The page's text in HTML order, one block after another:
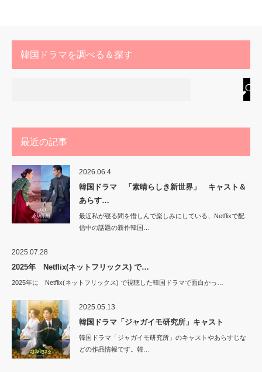
韓国ドラマを調べる＆探す
最近の記事
2026.06.4
韓国ドラマ 「素晴らしき新世界」 キャスト＆
あらす…
最近私が寝る間を惜しんで楽しみにしている、Netflixで配
信中の話題の新作韓国…
2025.07.28
2025年 Netflix(ネットフリックス) で…
2025年に Netflix(ネットフリックス) で視聴した韓国ドラマで面白かっ…
2025.05.13
韓国ドラマ「ジャガイモ研究所」キャスト
韓国ドラマ「ジャガイモ研究所」のキャストやあらすじな
どの作品情報です。韓…